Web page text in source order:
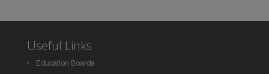
Useful Links
Education Boards